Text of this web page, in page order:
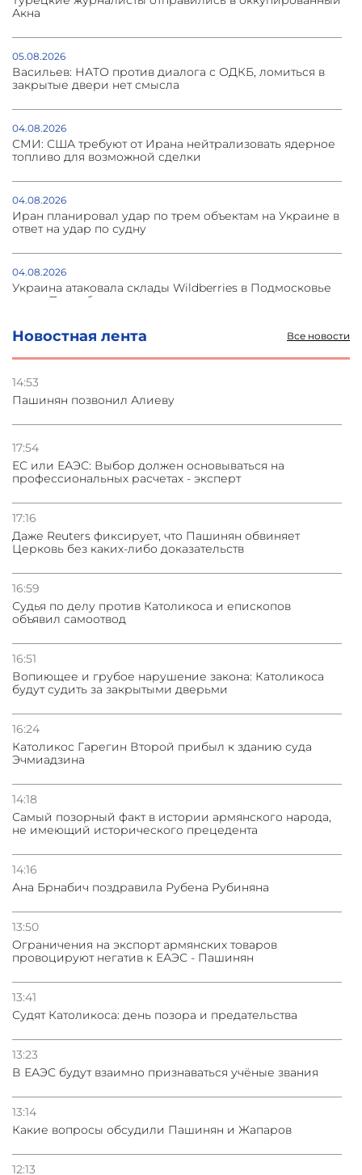
Новостная лента Все новости
14:53
Пашинян позвонил Алиеву
17:54
ЕС или ЕАЭС: Выбор должен основываться на
профессиональных расчетах - эксперт
17:16
Даже Reuters фиксирует, что Пашинян обвиняет
Церковь без каких-либо доказательств
16:59
Судья по делу против Католикоса и епископов
объявил самоотвод
16:51
Вопиющее и грубое нарушение закона: Католикоса
будут судить за закрытыми дверьми
16:24
Католикос Гарегин Второй прибыл к зданию суда
Эчмиадзина
14:18
Самый позорный факт в истории армянского народа,
не имеющий исторического прецедента
14:16
Ана Брнабич поздравила Рубена Рубиняна
13:50
Oграничения на экспорт армянских товаров
провоцируют негатив к ЕАЭС - Пашинян
13:41
Судят Католикоса: день позора и предательства
13:23
В ЕАЭС будут взаимно признаваться учёные звания
13:14
Какие вопросы обсудили Пашинян и Жапаров
12:13
Акна
05.08.2026
Васильев: НАТО против диалога с ОДКБ, ломиться в
закрытые двери нет смысла
04.08.2026
СМИ: США требуют от Ирана нейтрализовать ядерное
топливо для возможной сделки
04.08.2026
Иран планировал удар по трем объектам на Украине в
ответ на удар по судну
04.08.2026
Украина атаковала склады Wildberries в Подмосковье
и под Петербургом
03.08.2026
Стратегия безопасности ОДКБ допускает применение
Азербайджане
31.07.2026
Сотрудничество и очереди – детали визита главы
погрануправления СНБ Армении в Тбилиси